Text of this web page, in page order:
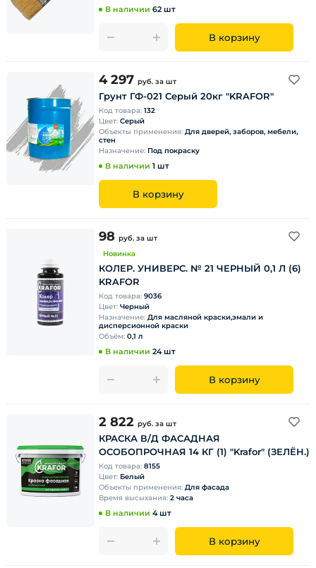
В наличии 62 шт
В корзину
4 297 руб. за шт
Грунт ГФ-021 Серый 20кг "KRAFOR"
Код товара: 132
Цвет: Серый
Объекты применения: Для дверей, заборов, мебели,
стен
Назначение: Под покраску
В наличии 1 шт
В корзину
98 руб. за шт
Новинка
КОЛЕР. УНИВЕРС. № 21 ЧЕРНЫЙ 0,1 Л (6)
KRAFOR
Код товара: 9036
Цвет: Черный
Назначение: Для масляной краски,эмали и
дисперсионной краски
Объём: 0,1 л
В наличии 24 шт
В корзину
2 822 руб. за шт
КРАСКА В/Д ФАСАДНАЯ
ОСОБОПРОЧНАЯ 14 КГ (1) "Krafor" (ЗЕЛЁН.)
Код товара: 8155
Цвет: Белый
Объекты применения: Для фасада
Время высыхания: 2 часа
В наличии 4 шт
В корзину